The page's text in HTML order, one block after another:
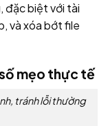
đặc biệt với tài
và xóa bớt file
mẹo thực tế
tránh lỗi thường